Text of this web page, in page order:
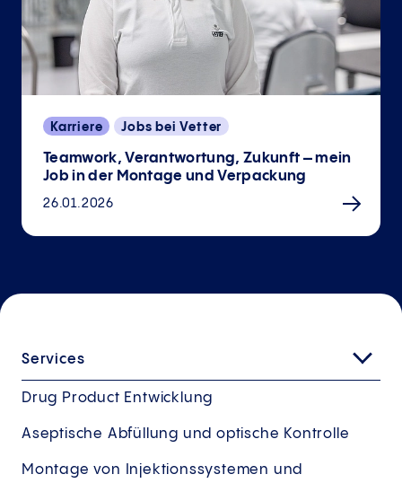
Karriere Jobs bei Vetter
Teamwork, Verantwortung, Zukunft – mein
Job in der Montage und Verpackung
26.01.2026
Services
Drug Product Entwicklung
Aseptische Abfüllung und optische Kontrolle
Montage von Injektionssystemen und